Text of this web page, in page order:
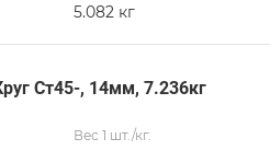
5.082 кг
Ст45-, 14мм, 7.236кг
Вес 1 шт./кг.